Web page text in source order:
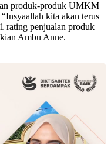
produk-produk UMKM
kita akan terus
rating penjualan produk
Ambu Anne.